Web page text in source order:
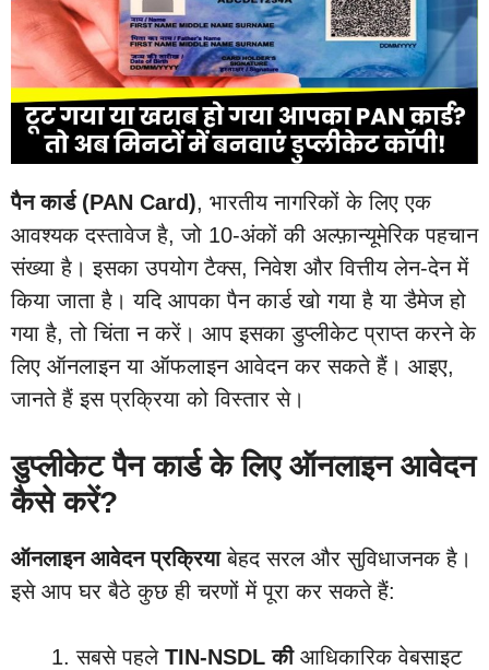
पैन कार्ड (PAN Card), भारतीय नागरिकों के लिए एक
आवश्यक दस्तावेज है, जो 10-अंकों की अल्फ़ान्यूमेरिक पहचान
संख्या है। इसका उपयोग टैक्स, निवेश और वित्तीय लेन-देन में
किया जाता है। यदि आपका पैन कार्ड खो गया है या डैमेज हो
गया है, तो चिंता न करें। आप इसका डुप्लीकेट प्राप्त करने के
लिए ऑनलाइन या ऑफलाइन आवेदन कर सकते हैं। आइए,
जानते हैं इस प्रक्रिया को विस्तार से।
डुप्लीकेट पैन कार्ड के लिए ऑनलाइन आवेदन
कैसे करें?
ऑनलाइन आवेदन प्रक्रियाबेहद सरल और सुविधाजनक है।
इसे आप घर बैठे कुछ ही चरणों में पूरा कर सकते हैं:
सबसे पहले TIN-NSDL की आधिकारिक वेबसाइट